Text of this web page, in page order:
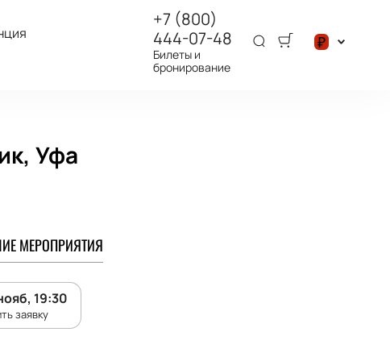
+7 (800)
444-07-48
Билеты и
бронирование
₽
Уфа
МЕРОПРИЯТИЯ